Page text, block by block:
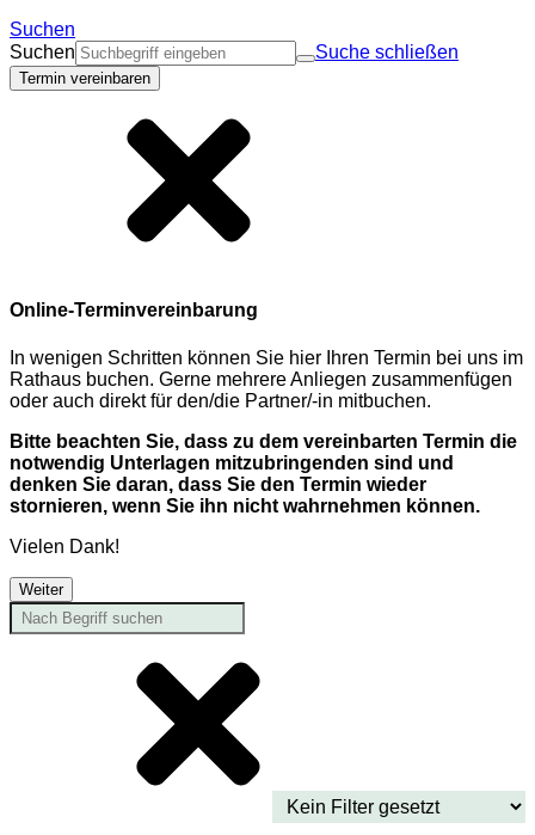
Suchen
Suchen
Suche schließen
Termin vereinbaren
Online-Terminvereinbarung
In wenigen Schritten können Sie hier Ihren Termin bei uns im
Rathaus buchen. Gerne mehrere Anliegen zusammenfügen
oder auch direkt für den/die Partner/-in mitbuchen.
Bitte beachten Sie, dass zu dem vereinbarten Termin die
notwendig Unterlagen mitzubringenden sind und
denken Sie daran, dass Sie den Termin wieder
stornieren, wenn Sie ihn nicht wahrnehmen können.
Vielen Dank!
Weiter